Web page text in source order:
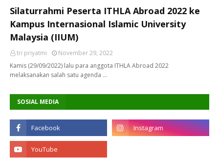
Silaturrahmi Peserta ITHLA Abroad 2022 ke
Kampus Internasional Islamic University
Malaysia (IIUM)
tri priyatmi
November 29, 2022
Kamis (29/09/2022) lalu para anggota ITHLA Abroad 2022
melaksanakan salah satu agenda …
SOSIAL MEDIA